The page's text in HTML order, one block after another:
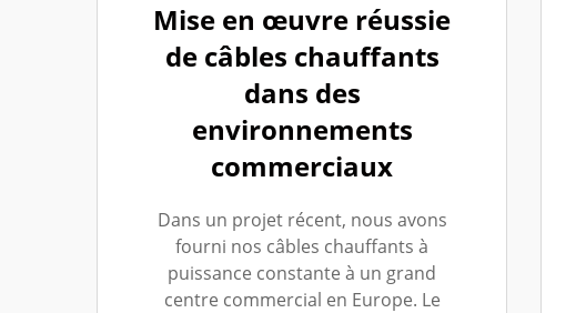
Mise en œuvre réussie
de câbles chauffants
dans des
environnements
commerciaux
Dans un projet récent, nous avons
fourni nos câbles chauffants à
puissance constante à un grand
centre commercial en Europe. Le